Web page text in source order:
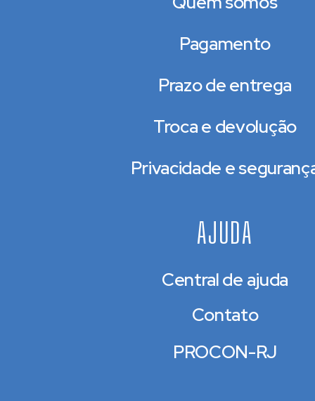
Pagamento
Prazo de entrega
Troca e devolução
Privacidade e
AJUDA
Central de ajuda
Contato
PROCON-RJ